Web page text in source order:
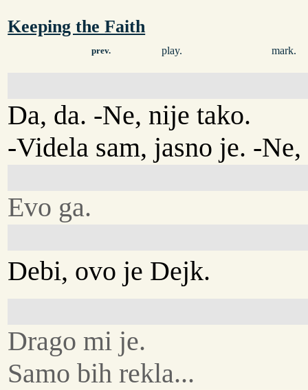
Keeping the Faith
prev. play. mark.
Da, da. -Ne, nije tako.
-Videla sam, jasno je. -
Evo ga.
Debi, ovo je Dejk.
Drago mi je.
Samo bih rekla...